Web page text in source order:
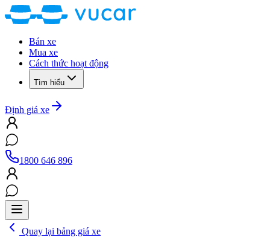
Bán xe
Mua xe
Cách thức hoạt động
Tìm hiểu
Định giá xe
1800 646 896
Quay lại bảng giá xe